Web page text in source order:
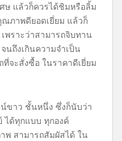
ษ แล้วก็ควรได้ชิมหรือลิ้ม
ภาพดียอดเยี่ยม แล้วก็
พราะว่าสามารถจิบทาน
นถึงเกินความจำเป็น
จะสั่งซื้อ ในราคาดีเยี่ยม
ขาว ชั้นหนึ่ง ซึ่งก็นับว่า
ได้ทุกแบบ ทุกองค์
พ สามารถสัมผัสได้ ใน